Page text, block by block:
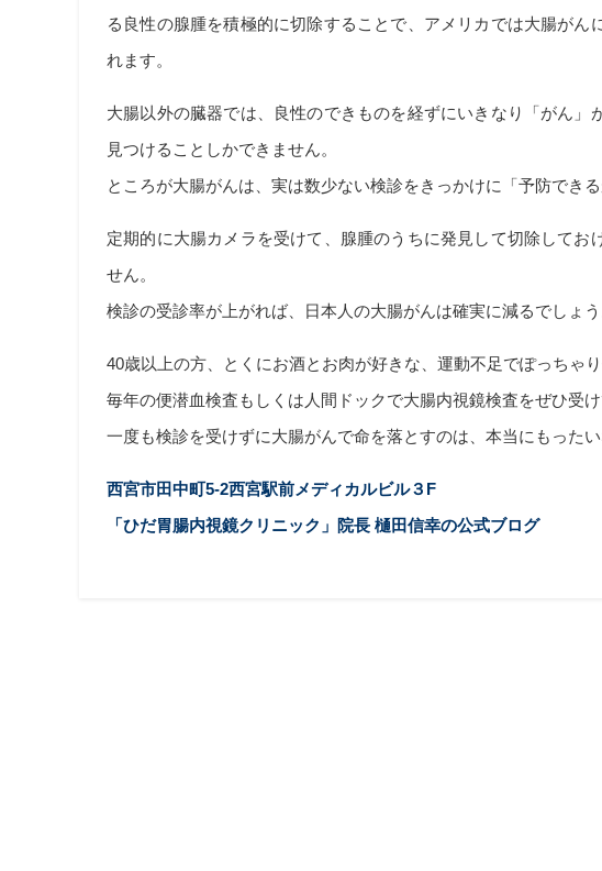
る良性の腺腫を積極的に切除することで、アメリカでは大腸が
れます。
大腸以外の臓器では、良性のできものを経ずにいきなり「がん
見つけることしかできません。
ところが大腸がんは、実は数少ない検診をきっかけに「予防できる
定期的に大腸カメラを受けて、腺腫のうちに発見して切除してお
せん。
検診の受診率が上がれば、日本人の大腸がんは確実に減るでしょう
40歳以上の方、とくにお酒とお肉が好きな、運動不足でぽっちゃ
毎年の便潜血検査もしくは人間ドックで大腸内視鏡検査をぜひ受け
一度も検診を受けずに大腸がんで命を落とすのは、本当にもったい
西宮市田中町5-2西宮駅前メディカルビル３F
「ひだ胃腸内視鏡クリニック」院長 樋田信幸の公式ブログ